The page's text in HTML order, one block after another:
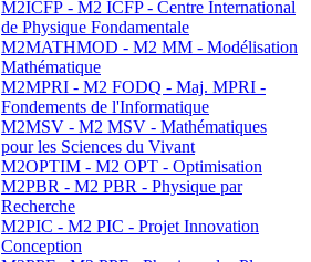
M2ICFP - M2 ICFP - Centre International
de Physique Fondamentale
M2MATHMOD - M2 MM - Modélisation
Mathématique
M2MPRI - M2 FODQ - Maj. MPRI -
Fondements de l'Informatique
M2MSV - M2 MSV - Mathématiques
pour les Sciences du Vivant
M2OPTIM - M2 OPT - Optimisation
M2PBR - M2 PBR - Physique par
Recherche
M2PIC - M2 PIC - Projet Innovation
Conception